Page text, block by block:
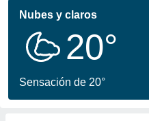
ha sido
calidad.
a este
las
Nubes y claros
20°
Sensación de 20°